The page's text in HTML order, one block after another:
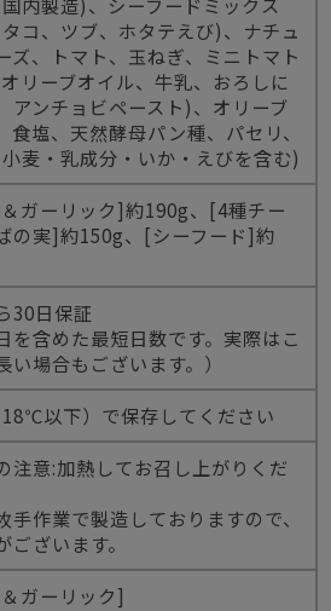
コ、ツブ、ホタテえび)、ナチュ
ズ、トマト、玉ねぎ、ミニトマト
リーブオイル、牛乳、おろしに
アンチョビペースト)、オリーブ
食塩、天然酵母パン種、パセリ、
麦・乳成分・いか・えびを含む)
ガーリック]約190g、[4種チー
の実]約150g、[シーフード]約
30日保証
を含めた最短日数です。実際はこ
い場合もございます。）
以下）で保存してください
注意:加熱してお召し上がりくだ
手作業で製造しておりますので、
ございます。
ガーリック]